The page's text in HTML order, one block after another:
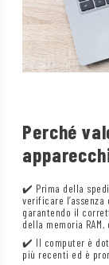
Perché
✔️ Prima della
verificare
garantendo il
della memoria
✔️ Il computer è
più recenti ed è